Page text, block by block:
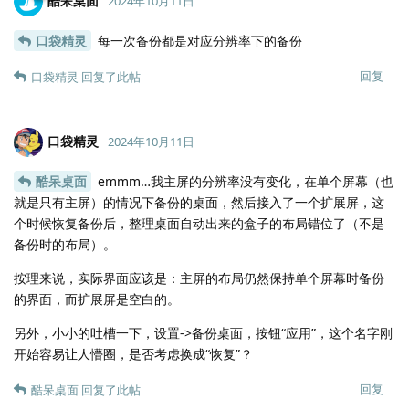
口袋精灵 每一次备份都是对应分辨率下的备份
回复
口袋精灵 回复了此帖
口袋精灵 2024年10月11日
酷呆桌面
emmm…我主屏的分辨率没有变化，在单个屏幕（也
就是只有主屏）的情况下备份的桌面，然后接入了一个扩展屏，这
个时候恢复备份后，整理桌面自动出来的盒子的布局错位了（不是
备份时的布局）。
按理来说，实际界面应该是：主屏的布局仍然保持单个屏幕时备份
的界面，而扩展屏是空白的。
另外，小小的吐槽一下，设置->备份桌面，按钮“应用”，这个名字刚
开始容易让人懵圈，是否考虑换成“恢复”？
回复
酷呆桌面 回复了此帖